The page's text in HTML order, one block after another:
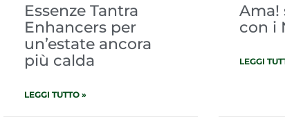
Essenze Tantra
Enhancers per
un’estate ancora
più calda
LEGGI TUTTO »
Ama!
con i
LEGGI